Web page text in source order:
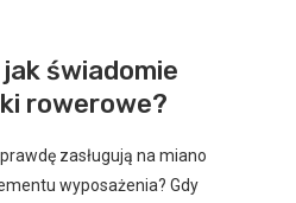
świadomie
rowerowe?
zasługują na miano
wyposażenia? Gdy